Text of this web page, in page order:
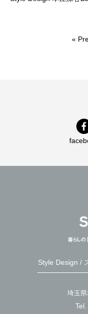
«
Style Design /
埼玉
Tel.